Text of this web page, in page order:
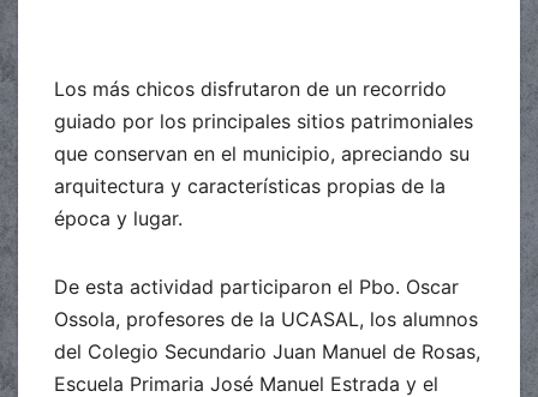
Los más chicos disfrutaron de un recorrido
guiado por los principales sitios patrimoniales
que conservan en el municipio, apreciando su
arquitectura y características propias de la
época y lugar.
De esta actividad participaron el Pbo. Oscar
Ossola, profesores de la UCASAL, los alumnos
del Colegio Secundario Juan Manuel de Rosas,
Escuela Primaria José Manuel Estrada y el